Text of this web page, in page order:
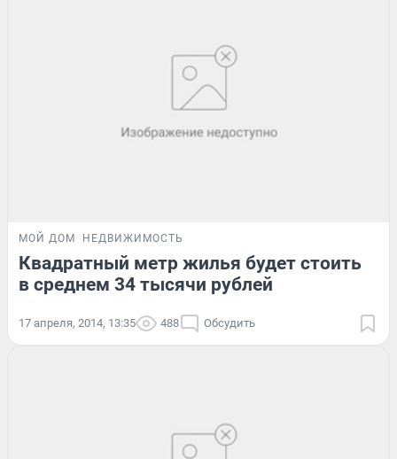
МОЙ ДОМ НЕДВИЖИМОСТЬ
Квадратный метр жилья будет стоить
в среднем 34 тысячи рублей
17 апреля, 2014, 13:35 488 Обсудить